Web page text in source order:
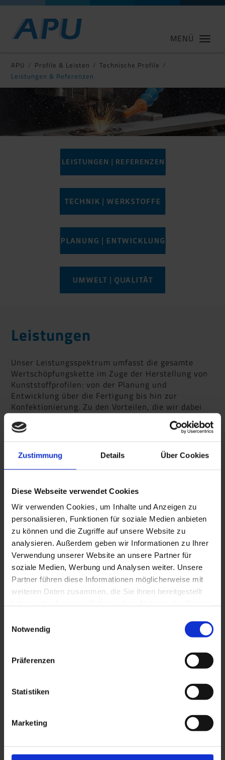
Zustimmung Details Über Cookies
Diese Webseite verwendet Cookies
Wir verwenden Cookies, um Inhalte und Anzeigen zu
personalisieren, Funktionen für soziale Medien anbieten
zu können und die Zugriffe auf unsere Website zu
analysieren. Außerdem geben wir Informationen zu Ihrer
Verwendung unserer Website an unsere Partner für
soziale Medien, Werbung und Analysen weiter. Unsere
Partner führen diese Informationen möglicherweise mit
weiteren Daten zusammen, die Sie ihnen bereitgestellt
Cookies, wenn Sie unsere Webseite weiterhin nutzen.
Notwendig
Präferenzen
Statistiken
Marketing
MENÜ
APU Profile & Leisten
Technische Profile
Leistungen & Referenzen
Leistungen
Unser Leistungsspektrum umfasst die gesamte
Wertschöpfungskette im Zuge der Herstellung von
Kunststoffprofilen: von der Planung und
Entwicklung über die Fertigung bis hin zur
Konfektionierung. Zu den Vorteilen, die wir dabei
Produktentwicklung auf Basis aktueller 3D-
CAD-Systeme
ein eigener Werkzeugbau, inklusive
zuverlässig und exakt arbeitende
Extrusionstechnik durch den Einsatz
hochmoderner Anlagen und Maschinen
eine eigene Mischerei für kundenspezifische
Farbenwünsche.
Basis unserer Leistungsstärke ist unser Team aus
qualifizierten, hochprofessionellen Mitarbeitern,
die über jahre- und jahrzehntelanges Know-how im
Bereich der Profilextrusion verfügen und jederzeit
Lösungen auf die spezifischen Anforderungen